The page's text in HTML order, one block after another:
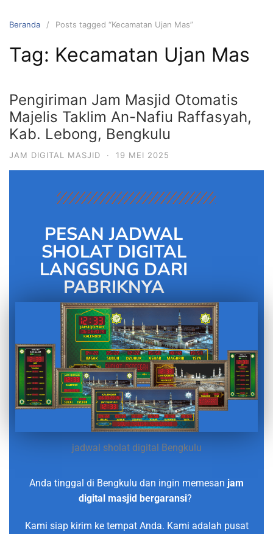
Beranda Posts tagged “Kecamatan Ujan Mas”
Tag: Kecamatan Ujan Mas
Pengiriman Jam Masjid Otomatis
Majelis Taklim An-Nafiu Raffasyah,
Kab. Lebong, Bengkulu
JAM DIGITAL MASJID · 19 MEI 2025
PESAN JADWAL
SHOLAT DIGITAL
LANGSUNG DARI
PABRIKNYA
jadwal sholat digital Bengkulu
Anda tinggal di Bengkulu dan ingin memesan jam
digital masjid bergaransi?
Kami siap kirim ke tempat Anda. Kami adalah pusat